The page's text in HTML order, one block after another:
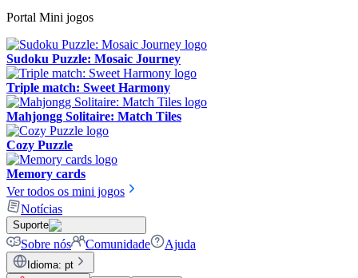
Portal Mini jogos
Sudoku Puzzle: Mosaic Journey
Triple match: Sweet Harmony
Mahjongg Solitaire: Match Tiles
Cozy Puzzle
Memory cards
Ver todos os mini jogos
Notícias
Suporte
Sobre nós Comunidade Ajuda
Idioma: pt